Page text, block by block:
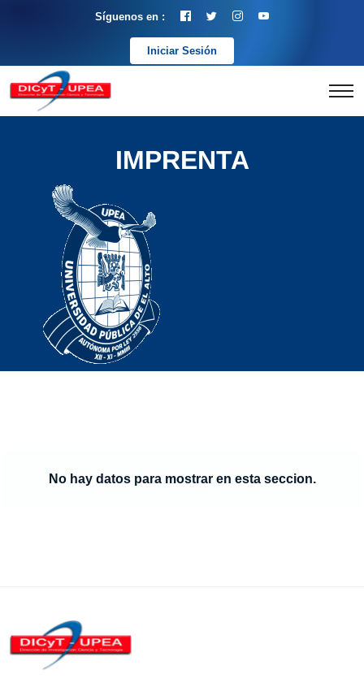
Síguenos en :
Iniciar Sesión
IMPRENTA
No hay datos para mostrar en esta seccion.